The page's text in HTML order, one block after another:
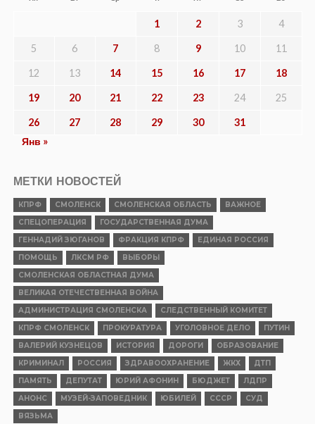
1 2 3 4
5 6 7 8 9 10 11
12 13 14 15 16 17 18
19 20 21 22 23 24 25
26 27 28 29 30
31
Янв »
МЕТКИ НОВОСТЕЙ
КПРФ СМОЛЕНСК СМОЛЕНСКАЯ ОБЛАСТЬ
ВАЖНОЕ
СПЕЦОПЕРАЦИЯ
ГОСУДАРСТВЕННАЯ ДУМА
ГЕННАДИЙ ЗЮГАНОВ
ФРАКЦИЯ КПРФ
ЕДИНАЯ РОССИЯ
ПОМОЩЬ
ЛКСМ РФ
ВЫБОРЫ
СМОЛЕНСКАЯ ОБЛАСТНАЯ ДУМА
ВЕЛИКАЯ ОТЕЧЕСТВЕННАЯ ВОЙНА
АДМИНИСТРАЦИЯ СМОЛЕНСКА
СЛЕДСТВЕННЫЙ КОМИТЕТ
КПРФ СМОЛЕНСК
ПРОКУРАТУРА УГОЛОВНОЕ ДЕЛО
ПУТИН
ВАЛЕРИЙ КУЗНЕЦОВ
ИСТОРИЯ ДОРОГИ
ОБРАЗОВАНИЕ
КРИМИНАЛ
РОССИЯ ЗДРАВООХРАНЕНИЕ ЖКХ
ДТП
ПАМЯТЬ
ДЕПУТАТ ЮРИЙ АФОНИН БЮДЖЕТ
ЛДПР
АНОНС
МУЗЕЙ-ЗАПОВЕДНИК ЮБИЛЕЙ СССР
СУД
ВЯЗЬМА